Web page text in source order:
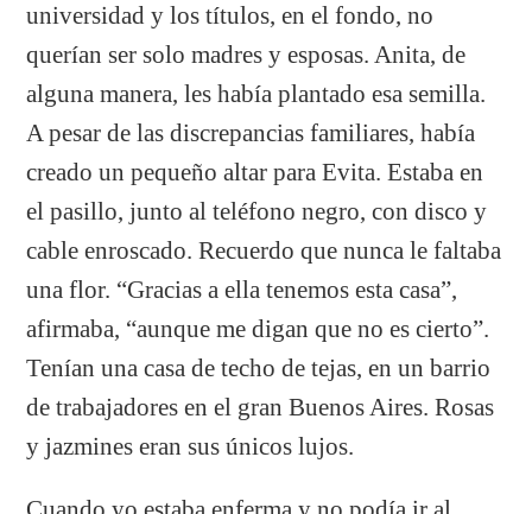
universidad y los títulos, en el fondo, no
querían ser solo madres y esposas. Anita, de
alguna manera, les había plantado esa semilla.
A pesar de las discrepancias familiares, había
creado un pequeño altar para Evita. Estaba en
el pasillo, junto al teléfono negro, con disco y
cable enroscado. Recuerdo que nunca le faltaba
una flor. “Gracias a ella tenemos esta casa”,
afirmaba, “aunque me digan que no es cierto”.
Tenían una casa de techo de tejas, en un barrio
de trabajadores en el gran Buenos Aires. Rosas
y jazmines eran sus únicos lujos.